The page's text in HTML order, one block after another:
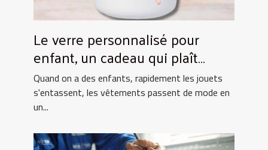
Le verre personnalisé pour
enfant, un cadeau qui plaît
toujours !
Quand on a des enfants, rapidement les jouets
s'entassent, les vêtements passent de mode en
un...